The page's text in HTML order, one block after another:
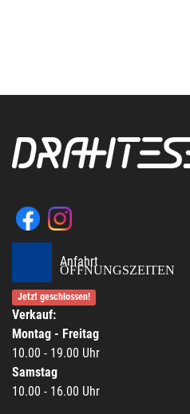
Anfahrt
ÖFFNUNGSZEITEN
Jetzt geschlossen!
Verkauf:
Montag - Freitag
10.00 - 19.00 Uhr
Samstag
10.00 - 16.00 Uhr